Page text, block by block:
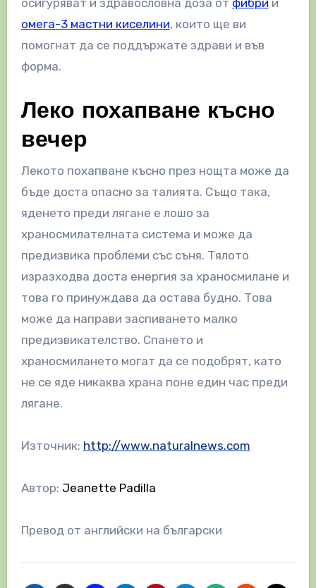
осигуряват и здравословна доза от фибри и
омега-3 мастни киселини, които ще ви
помогнат да се поддържате здрави и във
форма.
Леко похапване късно
вечер
Лекото похапване късно през нощта може да
бъде доста опасно за талията. Също така,
яденето преди лягане е лошо за
храносмилателната система и може да
предизвика проблеми със съня. Тялото
изразходва доста енергия за храносмилане и
това го принуждава да остава будно. Това
може да направи заспиването малко
предизвикателство. Спането и
храносмилането могат да се подобрят, като
не се яде никаква храна поне един час преди
лягане.
Източник: http://www.naturalnews.com
Автор: Jeanette Padilla
Превод от английски на български